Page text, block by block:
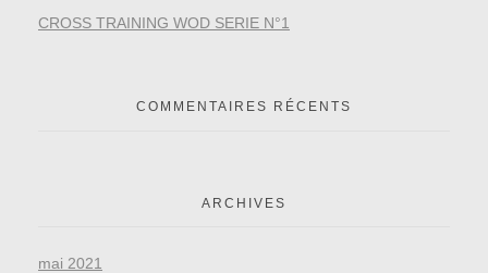
CROSS TRAINING WOD SERIE N°1
COMMENTAIRES RÉCENTS
ARCHIVES
mai 2021